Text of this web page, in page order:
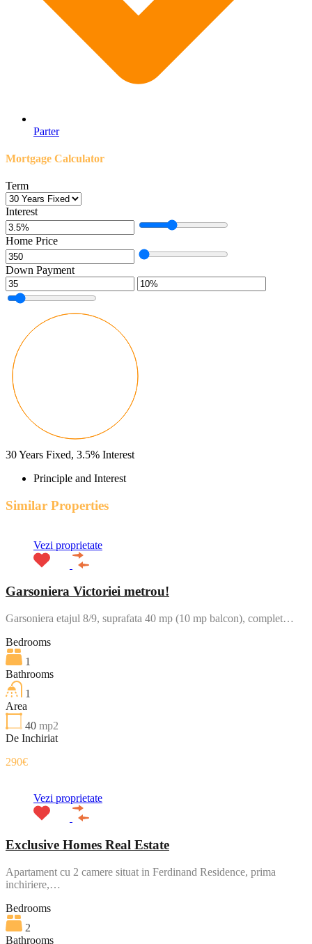
Parter
Mortgage Calculator
Term
Interest
Home Price
Down Payment
30Years Fixed, 3.5% Interest
Principle and Interest
Similar Properties
Vezi proprietate
Garsoniera Victoriei metrou!
Garsoniera etajul 8/9, suprafata 40 mp (10 mp balcon), complet…
Bedrooms
1
Bathrooms
1
Area
40 mp2
De Inchiriat
290€
Vezi proprietate
Exclusive Homes Real Estate
Apartament cu 2 camere situat in Ferdinand Residence, prima
inchiriere,…
Bedrooms
2
Bathrooms